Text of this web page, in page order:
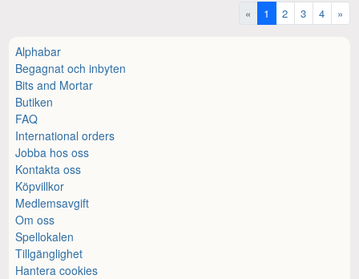
« 1 2 3 4 »
Alphabar
Begagnat och inbyten
Bits and Mortar
Butiken
FAQ
International orders
Jobba hos oss
Kontakta oss
Köpvillkor
Medlemsavgift
Om oss
Spellokalen
Tillgänglighet
Hantera cookies